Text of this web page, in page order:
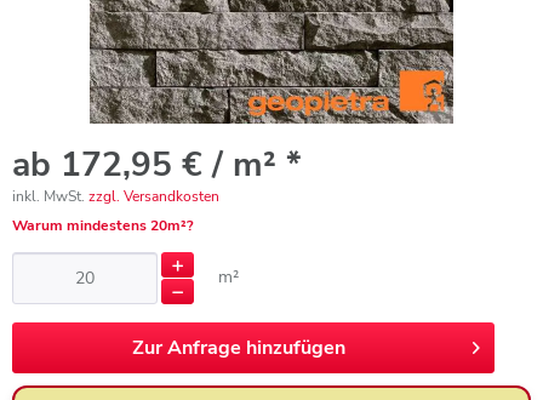
ab 172,95 € / m² *
inkl. MwSt. zzgl. Versandkosten
Warum mindestens 20m²?
m²
ZurAnfrage hinzufügen